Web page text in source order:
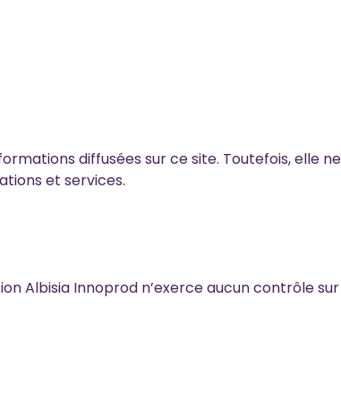
diffusées sur ce site. Toutefois, elle
et services.
Albisia Innoprod n’exerce aucun contrôle